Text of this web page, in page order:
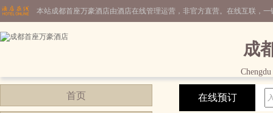
本站成都首座万豪酒店由酒店在线管理运营，非官方直营。在线互联，
成
首页 在线预订